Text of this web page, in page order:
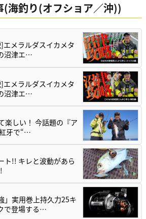
(海釣り(オフショア／沖))
メラルダスイカメタ
沼津エ…
メラルダスイカメタ
沼津エ…
楽しい！ 今話題の『ア
牙で“…
ト!! キレと波動があら
」実用巻上持久力25キ
で登場する…